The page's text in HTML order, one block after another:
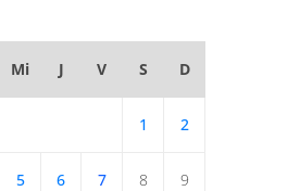
Mi J V S D
1 2
5 6 7 8 9